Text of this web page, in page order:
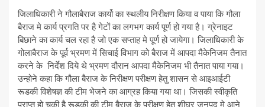
जिलाधिकारी ने गौलाबैराज कार्यो का स्थलीय निरीक्षण किया व पाया कि गौला
बैराज मे कार्य प्रगति पर है गेटों का लगभग कार्य पूर्ण हो गया है। ग्रेनाइट
बिछाने का कार्य चल रहा है जो एक सप्ताह मे पूर्ण हो जायेगा। जिलाधिकारी के
गोलाबैराज के पूर्व भ्रमण में सिचाई विभाग को बैराज में आपदा मैकेनिजम तैनात
करने के निर्देश दिये थे भ्रमण दौरान आपदा मैकेनिजम भी तैनात पाया गया।
उन्होने कहा कि गौला बैराज के निरीक्षण परीक्षण हेतु शासन से आइआईटी
रूडकी विशेषज्ञ की टीम भेजने का आग्रह किया गया था। जिसकी स्वीकृति
प्राप्त हो चुकी है रूडकी की टीम बैराज के परीक्षण हेतु शीघ्र जनपद मे आने